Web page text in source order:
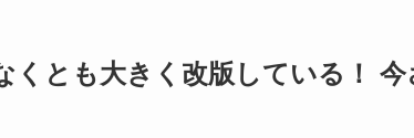
くとも大きく改版している！ 今